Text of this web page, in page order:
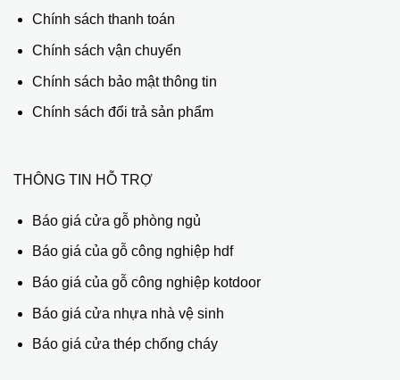
Chính sách thanh toán
Chính sách vận chuyển
Chính sách bảo mật thông tin
Chính sách đổi trả sản phẩm
THÔNG TIN HỖ TRỢ
Báo giá cửa gỗ phòng ngủ
Báo giá của gỗ công nghiệp hdf
Báo giá của gỗ công nghiệp kotdoor
Báo giá cửa nhựa nhà vệ sinh
Báo giá cửa thép chống cháy